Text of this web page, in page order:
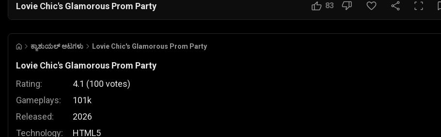
Lovie Chic's Glamorous Prom Party 83
ಕ್ಯಾಶುಯಲ್ ಆಟಗಳು Lovie Chic's Glamorous Prom Party
Lovie Chic's Glamorous Prom Party
Rating:
Gameplays:
Released:
Technology:
4.1 (100 votes)
101k
2026
HTML5